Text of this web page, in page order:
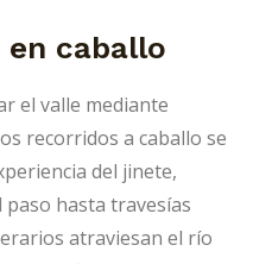
en caballo
el valle mediante
recorridos a caballo se
del jinete,
hasta travesías
atraviesan el río